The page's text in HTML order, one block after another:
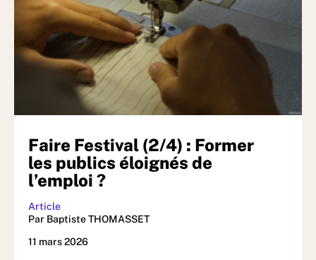
Faire Festival (2/4) : Former
les publics éloignés de
l’emploi ?
Article
Par Baptiste THOMASSET
11 mars 2026